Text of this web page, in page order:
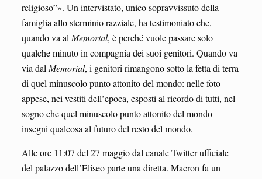
religioso”». Un intervistato, unico sopravvissuto della
famiglia allo sterminio razziale, ha testimoniato che,
quando va al Memorial, è perché vuole passare solo
qualche minuto in compagnia dei suoi genitori. Quando va
via dal Memorial, i genitori rimangono sotto la fetta di terra
di quel minuscolo punto attonito del mondo: nelle foto
appese, nei vestiti dell’epoca, esposti al ricordo di tutti, nel
sogno che quel minuscolo punto attonito del mondo
insegni qualcosa al futuro del resto del mondo.
Alle ore 11:07 del 27 maggio dal canale Twitter ufficiale
del palazzo dell’Eliseo parte una diretta. Macron fa un